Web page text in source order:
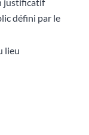
défini par le
lieu